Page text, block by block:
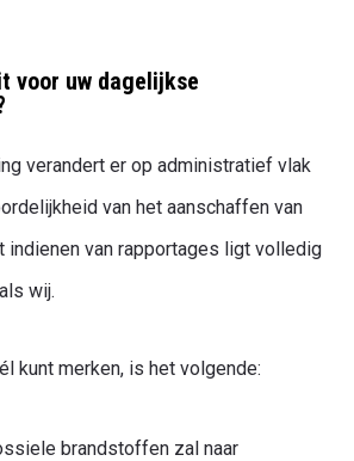
voor uw dagelijkse
verandert er op administratief vlak
van het aanschaffen van
indienen van rapportages ligt volledig
wij.
kunt merken, is het volgende:
brandstoffen zal naar